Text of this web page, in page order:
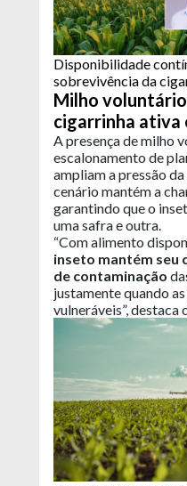
Disponibilidade
sobrevivência da
Milho
cigarrinha ativa
A presença de milho
escalonamento de
ampliam a pressão
cenário mantém a
garantindo que o
uma safra e outra.
“Com alimento
inseto mantém seu
de contaminação
justamente quando
vulneráveis”, destaca